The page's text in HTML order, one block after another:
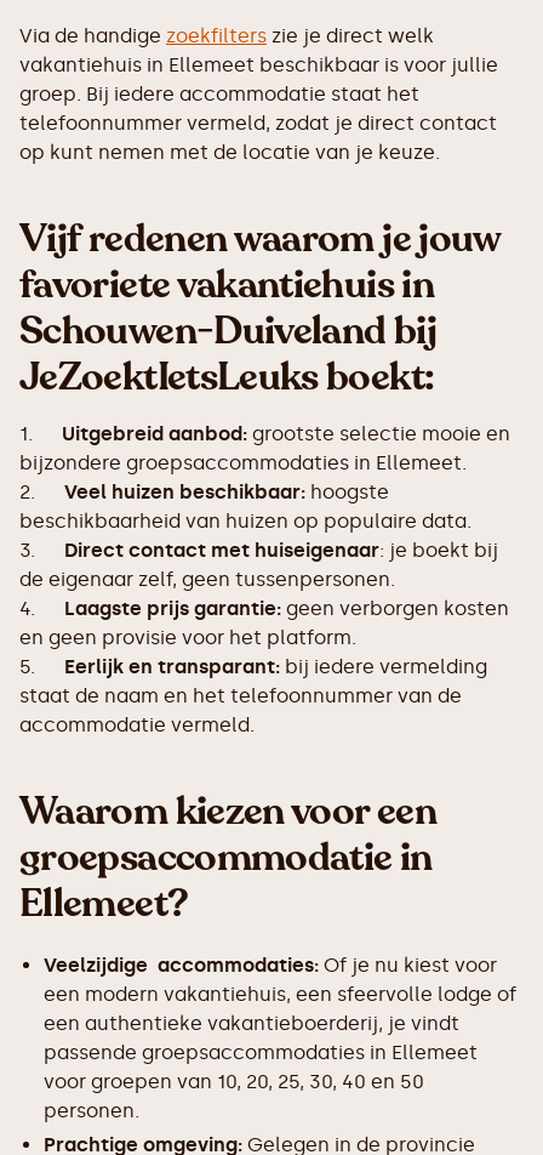
Via de handige zoekfilters zie je direct welk
vakantiehuis in Ellemeet beschikbaar is voor jullie
groep. Bij iedere accommodatie staat het
telefoonnummer vermeld, zodat je direct contact
op kunt nemen met de locatie van je keuze.
Vijf redenen waarom je jouw
favoriete vakantiehuis in
Schouwen-Duiveland bij
JeZoektIetsLeuks boekt:
1. Uitgebreid aanbod: grootste selectie mooie en
bijzondere groepsaccommodaties in Ellemeet.
2. Veel huizen beschikbaar: hoogste
beschikbaarheid van huizen op populaire data.
3. Direct contact met huiseigenaar: je boekt bij
de eigenaar zelf, geen tussenpersonen.
4. Laagste prijs garantie: geen verborgen kosten
en geen provisie voor het platform.
5. Eerlijk en transparant: bij iedere vermelding
staat de naam en het telefoonnummer van de
accommodatie vermeld.
Waarom kiezen voor een
groepsaccommodatie in
Ellemeet?
Veelzijdige accommodaties: Of je nu kiest voor
een modern vakantiehuis, een sfeervolle lodge of
een authentieke vakantieboerderij, je vindt
passende groepsaccommodaties in Ellemeet
voor groepen van 10, 20, 25, 30, 40 en 50
personen.
Prachtige omgeving: Gelegen in de provincie